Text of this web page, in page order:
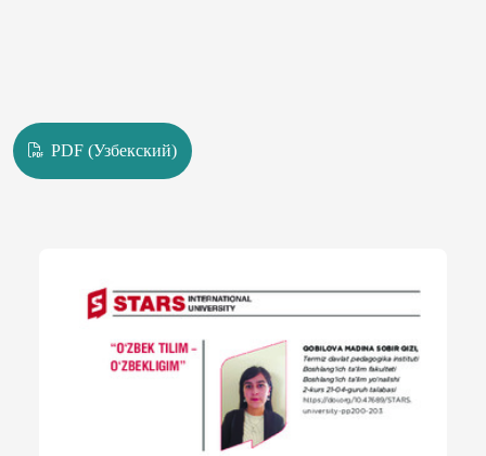
PDF (Узбекский)